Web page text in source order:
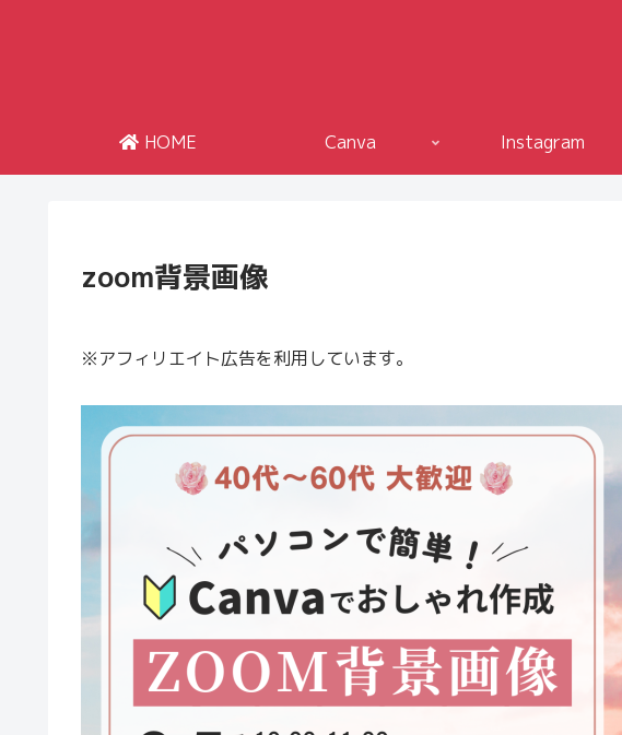
HOME Canva Instagram
zoom背景画像
※アフィリエイト広告を利用しています。